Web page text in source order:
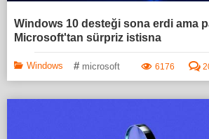
Windows 10 desteği sona erdi ama
Microsoft'tan sürpriz istisna
Windows # microsoft 6176